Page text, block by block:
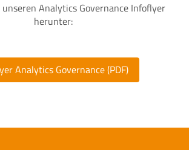
unseren Analytics Governance Infoflyer
herunter:
Analytics Governance (PDF)